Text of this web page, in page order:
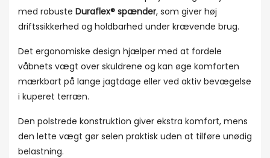
med robuste Duraflex® spænder, som giver høj
driftssikkerhed og holdbarhed under krævende brug.
Det ergonomiske design hjælper med at fordele
våbnets vægt over skuldrene og kan øge komforten
mærkbart på lange jagtdage eller ved aktiv bevægelse
i kuperet terræn.
Den polstrede konstruktion giver ekstra komfort, mens
den lette vægt gør selen praktisk uden at tilføre unødig
belastning.